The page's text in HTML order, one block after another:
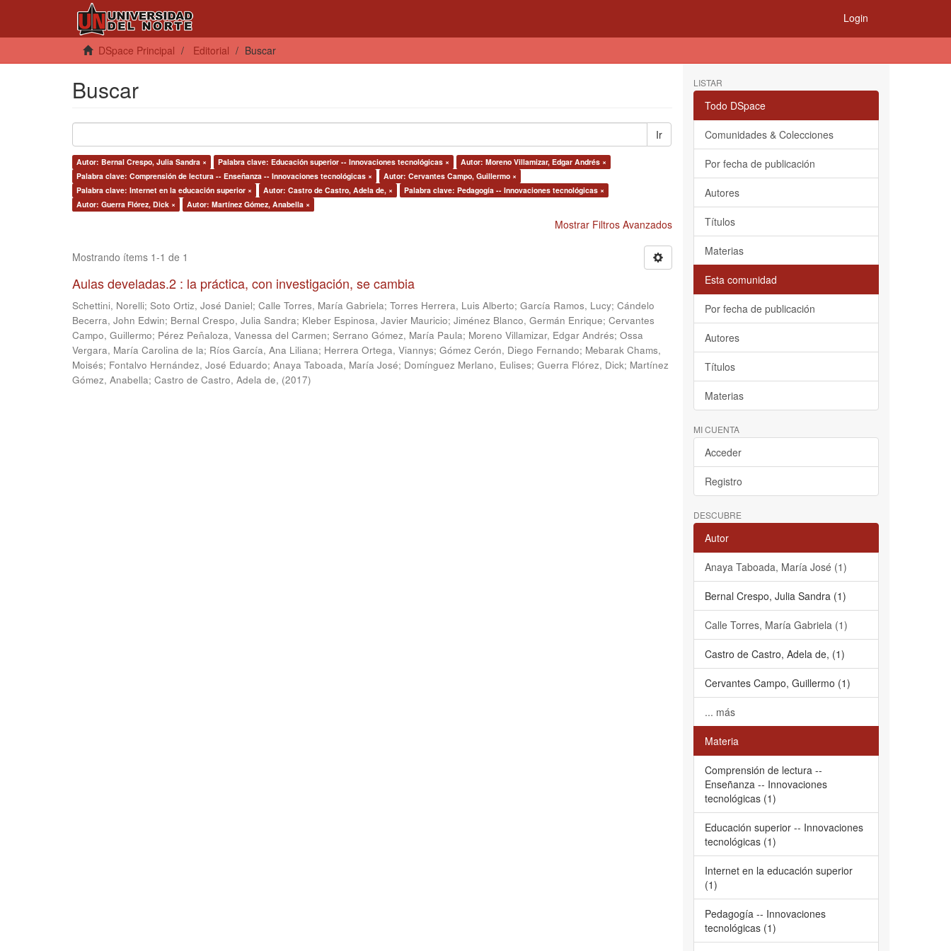
Login
DSpace Principal Editorial Buscar
Buscar
Ir
Autor: Bernal Crespo, Julia Sandra × Palabra clave: Educación superior -- Innovaciones tecnológicas ×
Autor: Moreno Villamizar, Edgar Andrés ×
Palabra clave: Comprensión de lectura -- Enseñanza -- Innovaciones tecnológicas ×
Autor: Cervantes Campo, Guillermo ×
Palabra clave: Internet en la educación superior ×
Autor: Castro de Castro, Adela de, ×
Palabra clave: Pedagogía -- Innovaciones tecnológicas ×
Autor: Guerra Flórez, Dick ×
Autor: Martínez Gómez, Anabella ×
Mostrar Filtros Avanzados
Mostrando ítems 1-1 de 1
Aulas develadas.2 : la práctica, con investigación, se cambia
Schettini, Norelli; Soto Ortiz, José Daniel; Calle Torres, María Gabriela; Torres Herrera, Luis Alberto; García Ramos, Lucy; Cándelo
Becerra, John Edwin; Bernal Crespo, Julia Sandra; Kleber Espinosa, Javier Mauricio; Jiménez Blanco, Germán Enrique; Cervantes
Campo, Guillermo; Pérez Peñaloza, Vanessa del Carmen; Serrano Gómez, María Paula; Moreno Villamizar, Edgar Andrés; Ossa
Vergara, María Carolina de la; Ríos García, Ana Liliana; Herrera Ortega, Viannys; Gómez Cerón, Diego Fernando; Mebarak Chams,
Moisés; Fontalvo Hernández, José Eduardo; Anaya Taboada, María José; Domínguez Merlano, Eulises; Guerra Flórez, Dick; Martínez
Gómez, Anabella; Castro de Castro, Adela de, (2017)
LISTAR
Todo DSpace
Comunidades & Colecciones
Por fecha de publicación
Autores
Títulos
Materias
Esta comunidad
Por fecha de publicación
Autores
Títulos
Materias
MI CUENTA
Acceder
Registro
DESCUBRE
Autor
Anaya Taboada, María José (1)
Bernal Crespo, Julia Sandra (1)
Calle Torres, María Gabriela (1)
Castro de Castro, Adela de, (1)
Cervantes Campo, Guillermo (1)
... más
Materia
Comprensión de lectura --
Enseñanza -- Innovaciones
tecnológicas (1)
Educación superior -- Innovaciones
tecnológicas (1)
Internet en la educación superior
(1)
Pedagogía -- Innovaciones
tecnológicas (1)